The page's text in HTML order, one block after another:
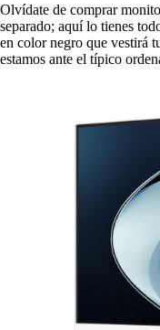
Olvídate de comprar
separado; aquí lo tienes
en color negro que vestirá
estamos ante el típico